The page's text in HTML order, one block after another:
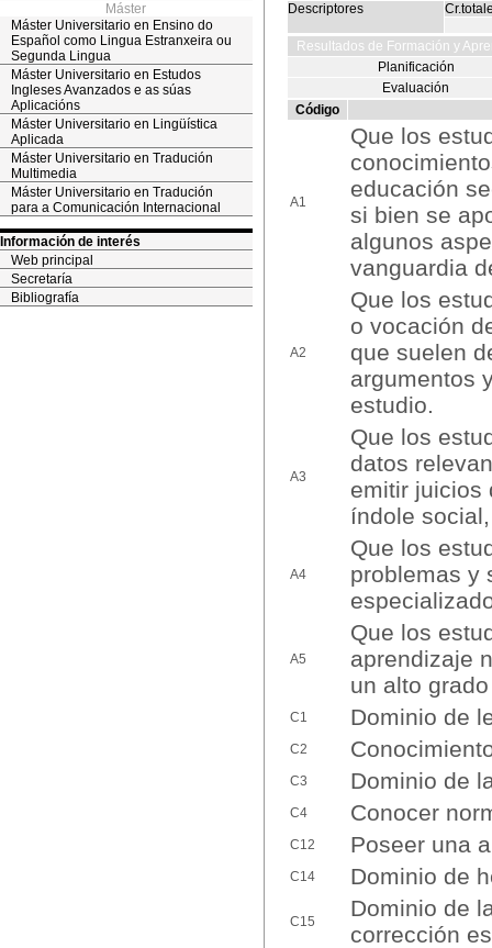
Máster
Máster Universitario en Ensino do
Español como Lingua Estranxeira ou
Segunda Lingua
Máster Universitario en Estudos
Ingleses Avanzados e as súas
Aplicacións
Máster Universitario en Lingüística
Aplicada
Máster Universitario en Tradución
Multimedia
Máster Universitario en Tradución
para a Comunicación Internacional
Información de interés
Web principal
Secretaría
Bibliografía
Descriptores
Resultados de Formación y
Planificación
Evaluación
Código
A1
Que los
educación
si bien se
algunos
vanguardia
A2
Que los
o vocación
que suelen
argumentos
estudio.
A3
Que los
datos
emitir juicios
índole
A4
Que los
problemas y
A5
Que los
aprendizaje
un alto
C1 Dominio de
C2
C3 Dominio de
C4 Conocer
C12 Poseer una
C14 Dominio de
C15
Dominio de
corrección